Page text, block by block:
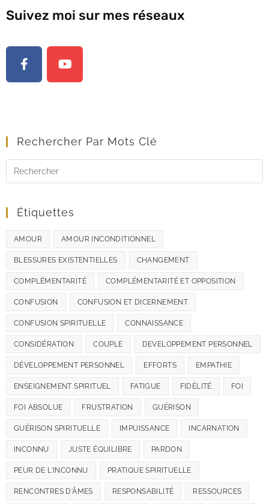
Suivez moi sur mes réseaux
Rechercher Par Mots Clé
Étiquettes
AMOUR AMOUR INCONDITIONNEL
BLESSURES EXISTENTIELLES CHANGEMENT
COMPLÉMENTARITÉ COMPLÉMENTARITÉ ET OPPOSITION
CONFUSION CONFUSION ET DICERNEMENT
CONFUSION SPIRITUELLE CONNAISSANCE
CONSIDÉRATION COUPLE DEVELOPPEMENT PERSONNEL
DÉVELOPPEMENT PERSONNEL EFFORTS EMPATHIE
ENSEIGNEMENT SPIRITUEL FATIGUE FIDÉLITÉ FOI
FOI ABSOLUE FRUSTRATION GUÉRISON
GUÉRISON SPIRITUELLE IMPUISSANCE INCARNATION
INCONNU JUSTE ÉQUILIBRE PARDON
PEUR DE L'INCONNU PRATIQUE SPIRITUELLE
RENCONTRES D'ÂMES RESPONSABILITÉ RESSOURCES